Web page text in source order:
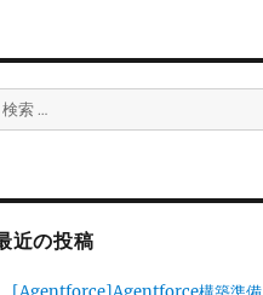
検
:
近の投稿